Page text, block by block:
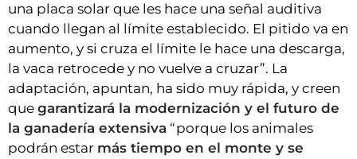
una placa solar que les hace una señal auditiva
cuando llegan al límite establecido. El pitido va en
aumento, y si cruza el límite le hace una descarga,
la vaca retrocede y no vuelve a cruzar”. La
adaptación, apuntan, ha sido muy rápida, y creen
que garantizará la modernización y el futuro de
la ganadería extensiva “porque los animales
podrán estar más tiempo en el monte y se